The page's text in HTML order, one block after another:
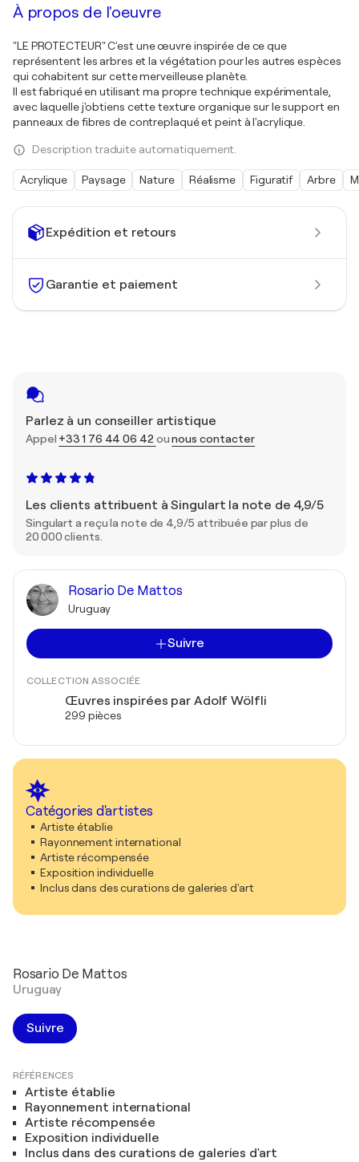
Expédition et retours
Garantie et paiement
Parlez à un conseiller artistique
Appel +33 1 76 44 06 42ounous contacter
Les clients attribuent à Singulart la note de 4,9/5
Singulart a reçu la note de 4,9/5 attribuée par plus de
20 000 clients.
Rosario De Mattos
Uruguay
Suivre
COLLECTION ASSOCIÉE
Œuvres inspirées par Adolf Wölfli
299 pièces
Catégories d'artistes
Artiste établie
Rayonnement international
Artiste récompensée
Exposition individuelle
Inclus dans des curations de galeries d'art
À propos de l'oeuvre
"LE PROTECTEUR" C'est une œuvre inspirée de ce que
représentent les arbres et la végétation pour les autres espèces
qui cohabitent sur cette merveilleuse planète.
Il est fabriqué en utilisant ma propre technique expérimentale,
avec laquelle j'obtiens cette texture organique sur le support en
panneaux de fibres de contreplaqué et peint à l'acrylique.
Description traduite automatiquement.
Acrylique Paysage Nature Réalisme Figuratif Arbre
Rosario De Mattos
Uruguay
Suivre
RÉFÉRENCES
Artiste établie
Rayonnement international
Artiste récompensée
Exposition individuelle
Inclus dans des curations de galeries d'art